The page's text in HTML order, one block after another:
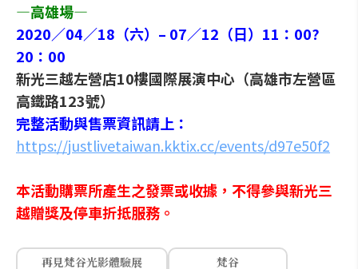
—高雄場—
2020／04／18（六）– 07／12（日）11：00?
20：00
新光三越左營店10樓國際展演中心（高雄市左營區
高鐵路123號）
完整活動與售票資訊請上：
https://justlivetaiwan.kktix.cc/events/d97e50f2
本活動購票所產生之發票或收據，不得參與新光三
越贈獎及停車折抵服務。
再見梵谷光影體驗展 梵谷